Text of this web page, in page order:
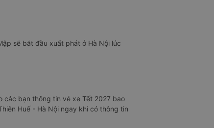
sẽ bắt đầu xuất phát ở Hà Nội lúc
các bạn thông tin vé xe Tết 2027 bao
Huế - Hà Nội ngay khi có thông tin